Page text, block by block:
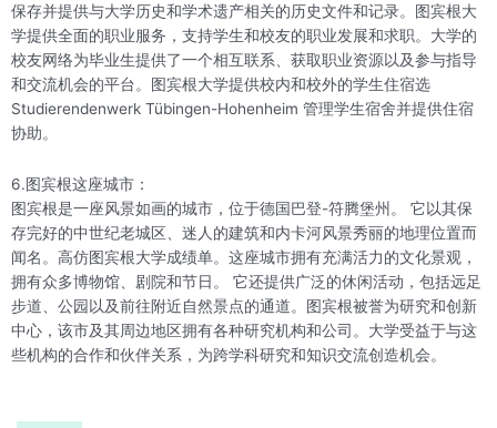
保存并提供与大学历史和学术遗产相关的历史文件和记录。图宾根大
学提供全面的职业服务，支持学生和校友的职业发展和求职。大学的
校友网络为毕业生提供了一个相互联系、获取职业资源以及参与指导
和交流机会的平台。图宾根大学提供校内和校外的学生住宿选
Studierendenwerk Tübingen-Hohenheim 管理学生宿舍并提供住宿
协助。
6.图宾根这座城市：
图宾根是一座风景如画的城市，位于德国巴登-符腾堡州。 它以其保
存完好的中世纪老城区、迷人的建筑和内卡河风景秀丽的地理位置而
闻名。高仿图宾根大学成绩单。这座城市拥有充满活力的文化景观，
拥有众多博物馆、剧院和节日。 它还提供广泛的休闲活动，包括远足
步道、公园以及前往附近自然景点的通道。图宾根被誉为研究和创新
中心，该市及其周边地区拥有各种研究机构和公司。大学受益于与这
些机构的合作和伙伴关系，为跨学科研究和知识交流创造机会。